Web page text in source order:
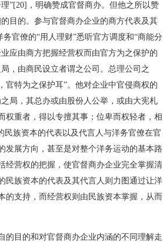
”[20]，明确赞成官督商办。但他之所以赞
目的。参与官督商办企业的商方代表及其
官僚的“用人理财”悉听官方调度和“商能分
应由商方把握经营权而由官方为之保护的
，由商民设立者谓之公司。总理公司之
官特为之保护耳”。他对企业中官侵商权的
局，其总办或由股份人公举，或由大宪札
权重者，得以专擅其事；位卑而权轻者，相
族资本的代表以及代言人与洋务官僚在官
发展方向，甚至是对整个洋务运动的基本路
经营权的把握，使官督商办企业完全掌握清
民族资本的代表及其代言人则力图通过让洋
的支持，而经营权则由民族资本掌握，从而
的目的和对官督商办企业内涵的不同理解走